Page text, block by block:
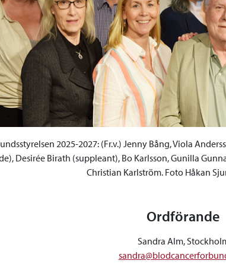
2025-2027: (Fr.v.) Jenny Bång, Viola
Desirée Birath (suppleant), Bo Karlsson, Gunilla
Christian Karlström. Foto Håkan
Ordförande
Sandra Alm,